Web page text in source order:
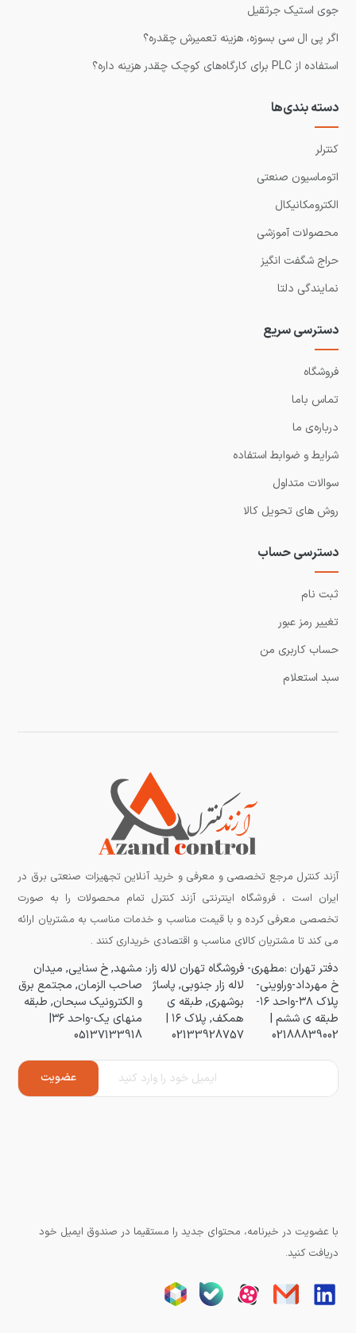
جوی استیک جرثقیل
اگر پی ال سی بسوزه، هزینه تعمیرش چقدره؟
استفاده از PLC برای کارگاه‌های کوچک چقدر هزینه داره؟
دسته بندی‌ها
کنترلر
اتوماسیون صنعتی
الکترومکانیکال
محصولات آموزشی
حراج شگفت انگیز
نمایندگی دلتا
دسترسی سریع
فروشگاه
تماس باما
درباره‌ی ما
شرایط و ضوابط استفاده
سوالات متداول
روش های تحویل کالا
دسترسی حساب
ثبت نام
تغییر رمز عبور
حساب کاربری من
سبد استعلام
آزند کنترل مرجع تخصصی و معرفی و خرید آنلاین تجهیزات صنعتی برق در
ایران است ، فروشگاه اینترنتی آزند کنترل تمام محصولات را به صورت
تخصصی معرفی کرده و با قیمت مناسب و خدمات مناسب به مشتریان ارائه
می کند تا مشتریان کالای مناسب و اقتصادی خریداری کنند .
دفتر تهران :مطهری-
خ مهرداد-وراوینی-
پلاک ۳۸-واحد ۱۶-
طبقه ی ششم |
02188839002
فروشگاه تهران لاله زار:
لاله زار جنوبی, پاساژ
بوشهری, طبقه ی
همکف, پلاک ۱۶ |
02133928757
مشهد, خ سنایی, میدان
صاحب الزمان, مجتمع برق
و الکترونیک سبحان, طبقه
منهای یک-واحد ۳۶|
05137133918
با عضویت در خبرنامه، محتوای جدید را مستقیما در صندوق ایمیل خود
دریافت کنید.